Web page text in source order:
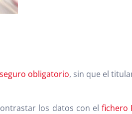
seguro obligatorio, sin que el
los datos con el fichero